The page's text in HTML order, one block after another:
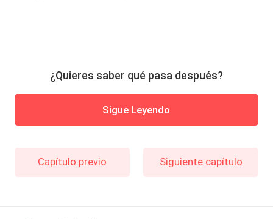
¿Quieres saber qué pasa después?
Sigue Leyendo
Capítulo previo Siguiente capítulo